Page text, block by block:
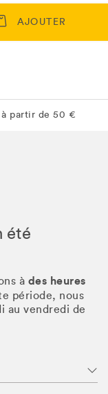
AJOUTER
partir de 50 €
été
à des heures
période, nous
au vendredi de